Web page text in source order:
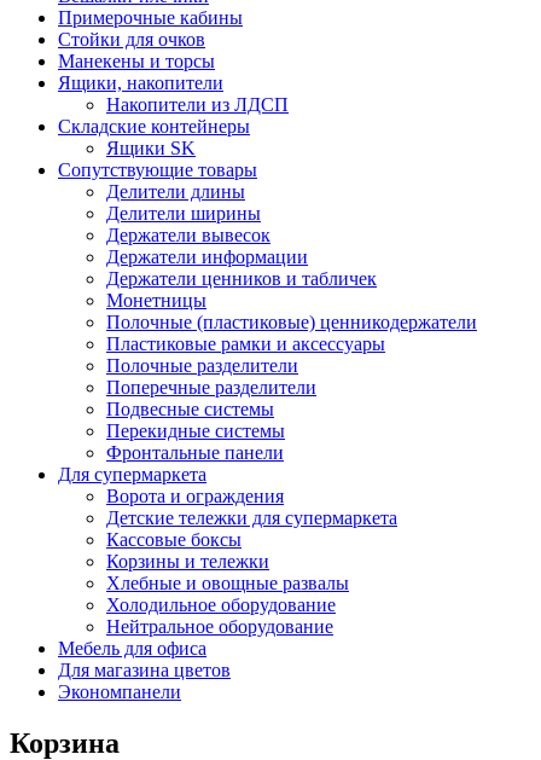
Примерочные кабины
Стойки для очков
Манекены и торсы
Ящики, накопители
Накопители из ЛДСП
Складские контейнеры
Ящики SK
Сопутствующие товары
Делители длины
Делители ширины
Держатели вывесок
Держатели информации
Держатели ценников и табличек
Монетницы
Полочные (пластиковые) ценникодержатели
Пластиковые рамки и аксессуары
Полочные разделители
Поперечные разделители
Подвесные системы
Перекидные системы
Фронтальные панели
Для супермаркета
Ворота и ограждения
Детские тележки для супермаркета
Кассовые боксы
Корзины и тележки
Хлебные и овощные развалы
Холодильное оборудование
Нейтральное оборудование
Мебель для офиса
Для магазина цветов
Экономпанели
Корзина